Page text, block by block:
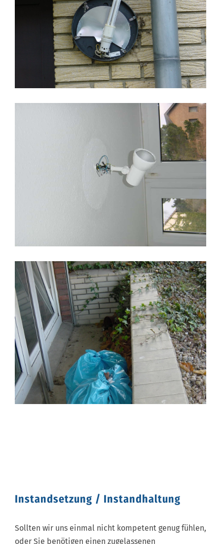
Instandsetzung / Instandhaltung
Sollten wir uns einmal nicht kompetent genug fühlen,
oder Sie benötigen einen zugelassenen